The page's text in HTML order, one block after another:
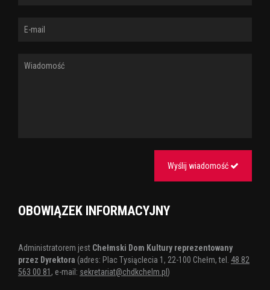
Wyślij wiadomość
OBOWIĄZEK INFORMACYJNY
Administratorem jest Chełmski Dom Kultury reprezentowany
przez Dyrektora (adres: Plac Tysiąclecia 1, 22-100 Chełm, tel. 48 82
563 00 81 , e-mail: sekretariat@chdkchelm.pl )